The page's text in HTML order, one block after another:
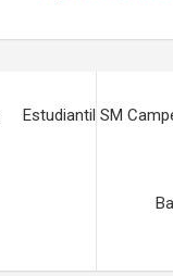
Estudiantil SM